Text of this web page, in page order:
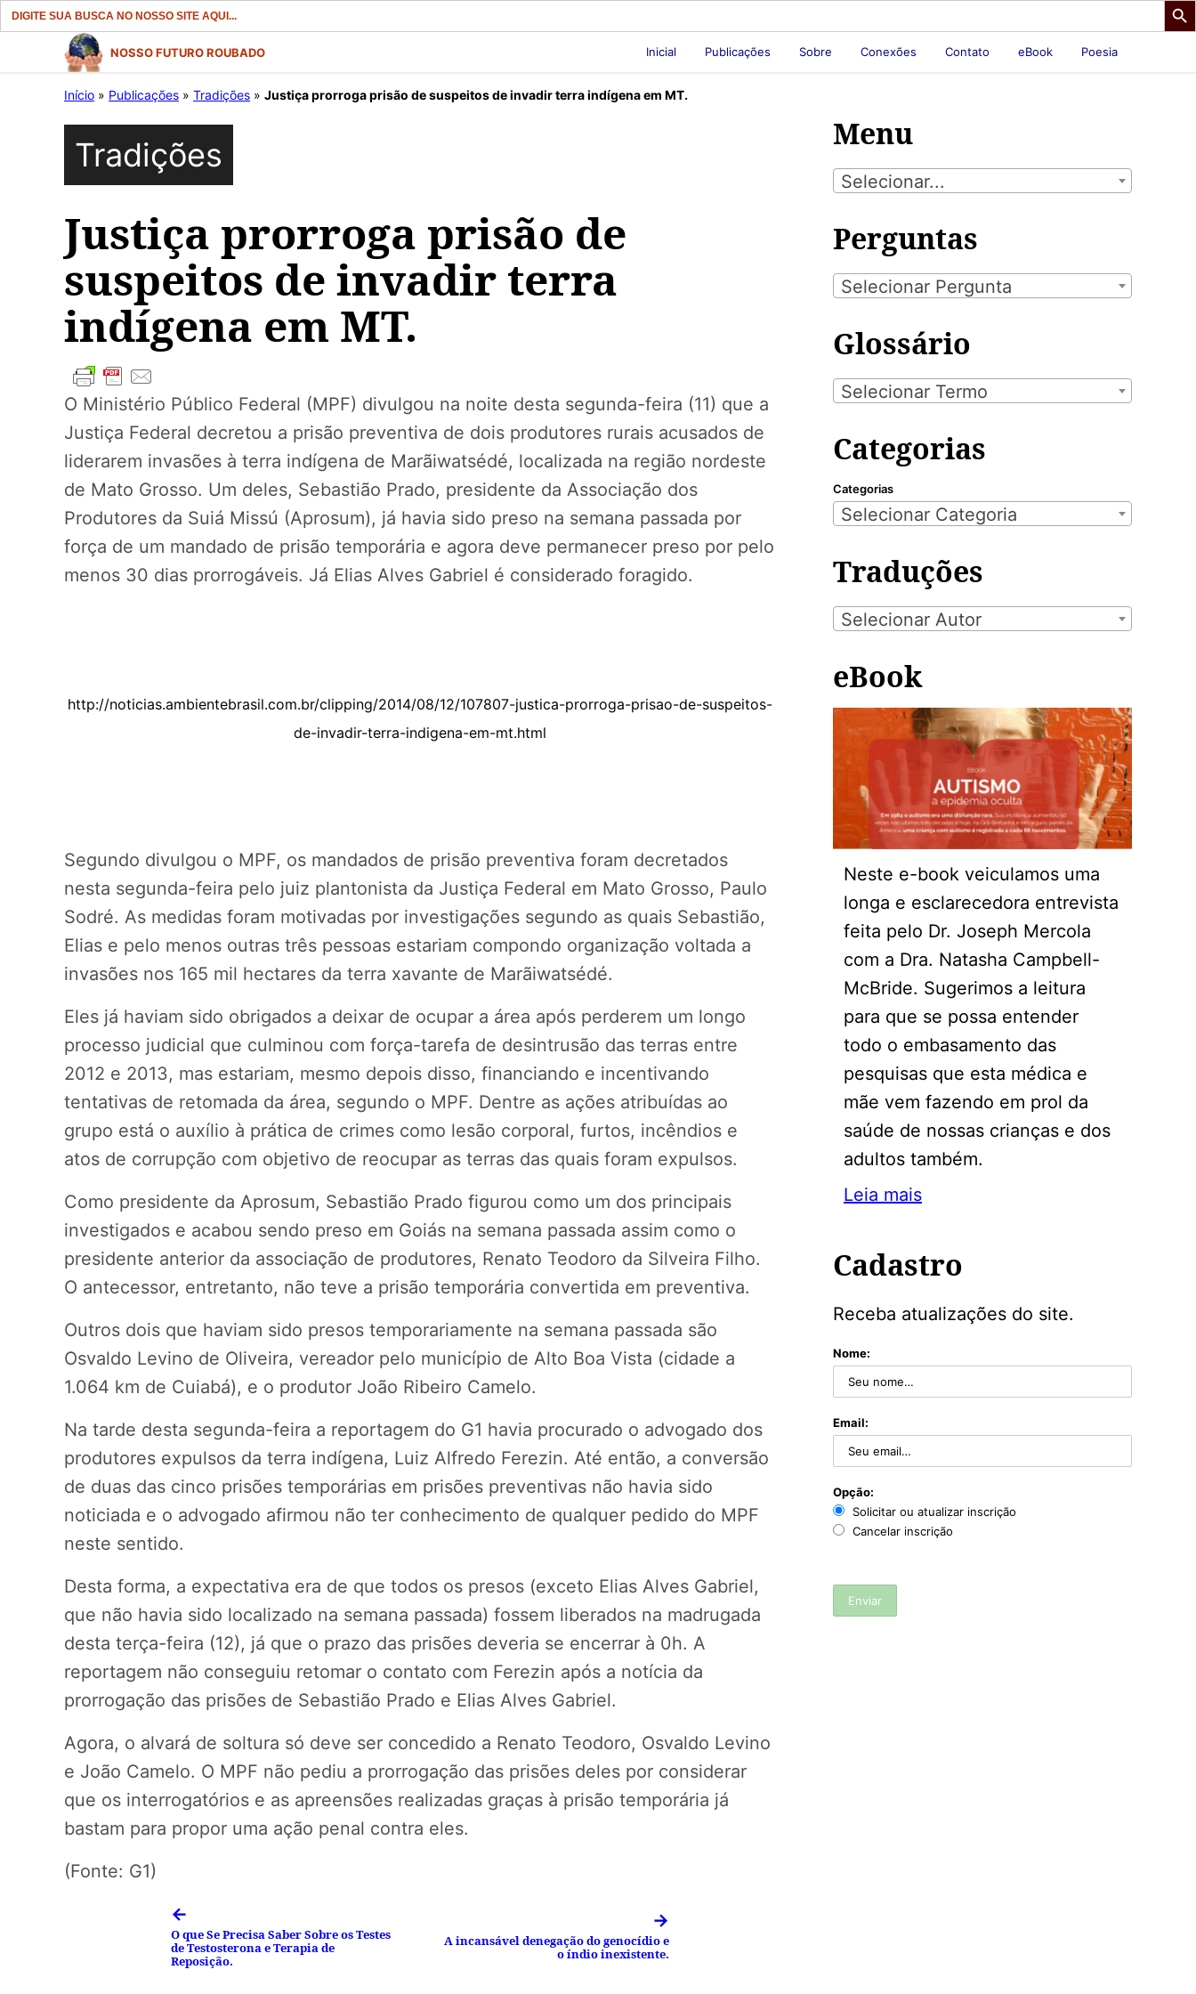
Search
for:
conteúdo
NOSSO FUTURO ROUBADO Inicial Publicações Sobre Conexões Contato eBook Poesia
Início » Publicações » Tradições » Justiça prorroga prisão de suspeitos de invadir terra indígena em MT.
Tradições
Justiça prorroga prisão de
suspeitos de invadir terra
indígena em MT.
O Ministério Público Federal (MPF) divulgou na noite desta segunda-feira (11) que a
Justiça Federal decretou a prisão preventiva de dois produtores rurais acusados de
liderarem invasões à terra indígena de Marãiwatsédé, localizada na região nordeste
de Mato Grosso. Um deles, Sebastião Prado, presidente da Associação dos
Produtores da Suiá Missú (Aprosum), já havia sido preso na semana passada por
força de um mandado de prisão temporária e agora deve permanecer preso por pelo
menos 30 dias prorrogáveis. Já Elias Alves Gabriel é considerado foragido.
http://noticias.ambientebrasil.com.br/clipping/2014/08/12/107807-justica-prorroga-prisao-de-suspeitos-
de-invadir-terra-indigena-em-mt.html
Segundo divulgou o MPF, os mandados de prisão preventiva foram decretados
nesta segunda-feira pelo juiz plantonista da Justiça Federal em Mato Grosso, Paulo
Sodré. As medidas foram motivadas por investigações segundo as quais Sebastião,
Elias e pelo menos outras três pessoas estariam compondo organização voltada a
invasões nos 165 mil hectares da terra xavante de Marãiwatsédé.
Eles já haviam sido obrigados a deixar de ocupar a área após perderem um longo
processo judicial que culminou com força-tarefa de desintrusão das terras entre
2012 e 2013, mas estariam, mesmo depois disso, financiando e incentivando
tentativas de retomada da área, segundo o MPF. Dentre as ações atribuídas ao
grupo está o auxílio à prática de crimes como lesão corporal, furtos, incêndios e
atos de corrupção com objetivo de reocupar as terras das quais foram expulsos.
Como presidente da Aprosum, Sebastião Prado figurou como um dos principais
investigados e acabou sendo preso em Goiás na semana passada assim como o
presidente anterior da associação de produtores, Renato Teodoro da Silveira Filho.
O antecessor, entretanto, não teve a prisão temporária convertida em preventiva.
Outros dois que haviam sido presos temporariamente na semana passada são
Osvaldo Levino de Oliveira, vereador pelo município de Alto Boa Vista (cidade a
1.064 km de Cuiabá), e o produtor João Ribeiro Camelo.
Na tarde desta segunda-feira a reportagem do G1 havia procurado o advogado dos
produtores expulsos da terra indígena, Luiz Alfredo Ferezin. Até então, a conversão
de duas das cinco prisões temporárias em prisões preventivas não havia sido
noticiada e o advogado afirmou não ter conhecimento de qualquer pedido do MPF
neste sentido.
Desta forma, a expectativa era de que todos os presos (exceto Elias Alves Gabriel,
que não havia sido localizado na semana passada) fossem liberados na madrugada
desta terça-feira (12), já que o prazo das prisões deveria se encerrar à 0h. A
reportagem não conseguiu retomar o contato com Ferezin após a notícia da
prorrogação das prisões de Sebastião Prado e Elias Alves Gabriel.
Agora, o alvará de soltura só deve ser concedido a Renato Teodoro, Osvaldo Levino
e João Camelo. O MPF não pediu a prorrogação das prisões deles por considerar
que os interrogatórios e as apreensões realizadas graças à prisão temporária já
bastam para propor uma ação penal contra eles.
(Fonte: G1)
←
O que Se Precisa Saber Sobre os Testes
de Testosterona e Terapia de
Reposição.
→
A incansável denegação do genocídio e
o índio inexistente.
Menu
Selecionar...
Perguntas
Selecionar Pergunta
Glossário
Selecionar Termo
Categorias
Categorias
Selecionar Categoria
Traduções
Selecionar Autor
eBook
Neste e-book veiculamos uma
longa e esclarecedora entrevista
feita pelo Dr. Joseph Mercola
com a Dra. Natasha Campbell-
McBride. Sugerimos a leitura
para que se possa entender
todo o embasamento das
pesquisas que esta médica e
mãe vem fazendo em prol da
saúde de nossas crianças e dos
adultos também.
Leia mais
Cadastro
Receba atualizações do site.
Nome:
Email:
Opção:
Solicitar ou atualizar inscrição
Cancelar inscrição